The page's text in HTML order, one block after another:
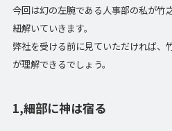
今回は幻の左腕である人事部の私が竹
紐解いていきます。
弊社を受ける前に見ていただければ、
が理解できるでしょう。
1,細部に神は宿る